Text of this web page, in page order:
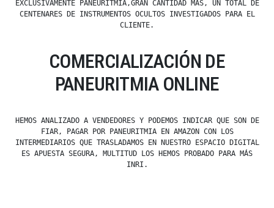
EXCLUSIVAMENTE PANEURITMIA,GRAN CANTIDAD MÁS, UN TOTAL DE
CENTENARES DE INSTRUMENTOS OCULTOS INVESTIGADOS PARA EL
CLIENTE.
COMERCIALIZACIÓN DE
PANEURITMIA ONLINE
HEMOS ANALIZADO A VENDEDORES Y PODEMOS INDICAR QUE SON DE
FIAR, PAGAR POR PANEURITMIA EN AMAZON CON LOS
INTERMEDIARIOS QUE TRASLADAMOS EN NUESTRO ESPACIO DIGITAL
ES APUESTA SEGURA, MULTITUD LOS HEMOS PROBADO PARA MÁS
INRI.